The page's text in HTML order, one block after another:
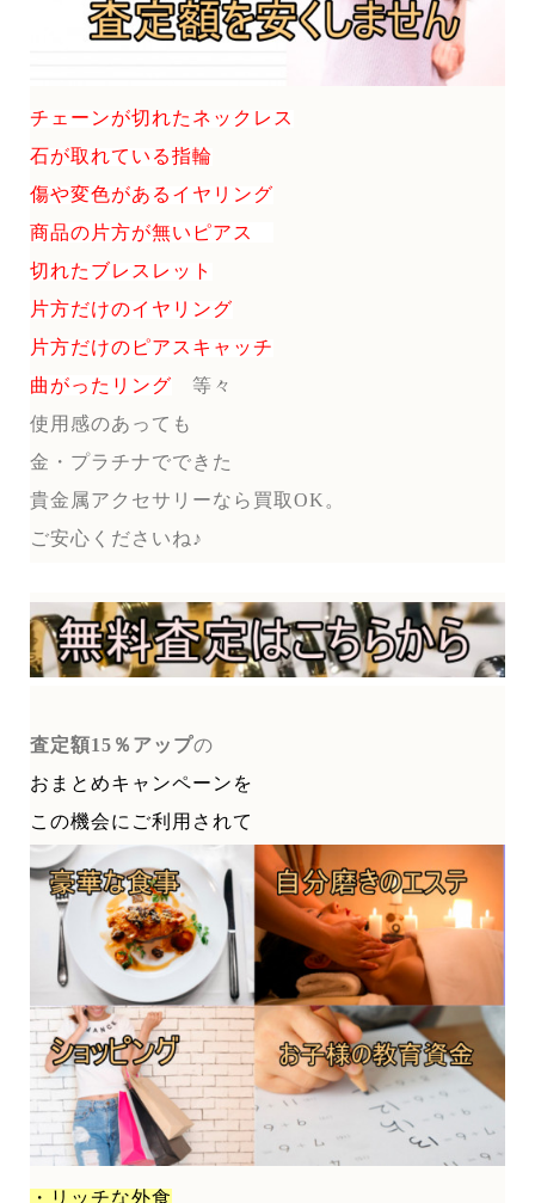
チェーンが切れたネックレス
石が取れている指輪
傷や変色があるイヤリング
商品の片方が無いピアス
切れたブレスレット
片方だけのイヤリング
片方だけのピアスキャッチ
曲がったリング
等々
使用感のあっても
金・プラチナでできた
貴金属アクセサリーなら買取OK。
ご安心くださいね♪
査定額15％アップの
おまとめキャンペーンを
この機会にご利用されて
・リッチな外食